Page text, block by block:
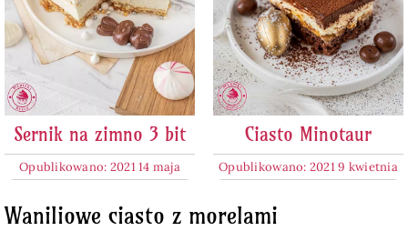
Sernik na zimno 3 bit
Opublikowano: 2021 14 maja
Ciasto Minotaur
Opublikowano: 2021 9 kwietnia
Waniliowe ciasto z morelami